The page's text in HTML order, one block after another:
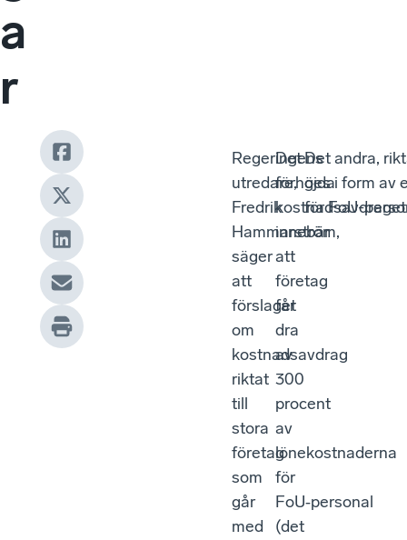
a
r
Regeringens
utredare,
Fredrik
Hammarström,
säger
att
förslaget
om
kostnadsavdrag
riktat
till
stora
företag
som
går
med
Det
förhöjda
kostnadsavdraget
innebär
att
företag
får
dra
av
300
procent
av
lönekostnaderna
för
FoU‑personal
(det
Det andra,
ges i form av
för FoU-